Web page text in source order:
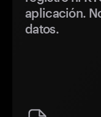
aplicación.
datos.